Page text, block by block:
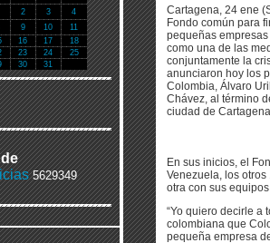
2 3
4
9 10
11
16 17
18
23 24
25
30 31
5629349
Cartagena, 24 ene
Fondo común para
pequeñas
como una de las
conjuntamente la
anunciaron hoy los
Colombia, Álvaro
Chávez, al término
ciudad de
En sus inicios, el
Venezuela, los
otra con sus
“Yo quiero decirle a
colombiana que
pequeña empresa